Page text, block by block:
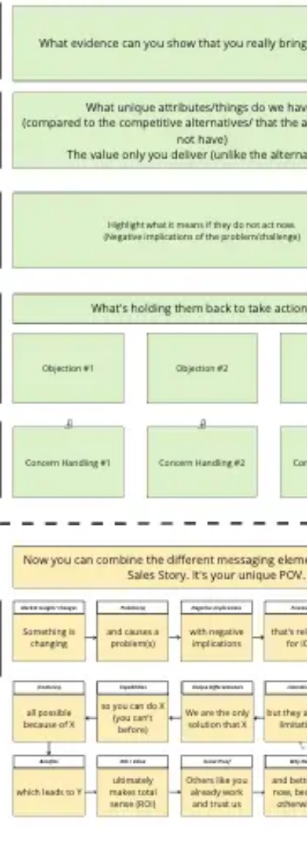
Wireframing y prototipos